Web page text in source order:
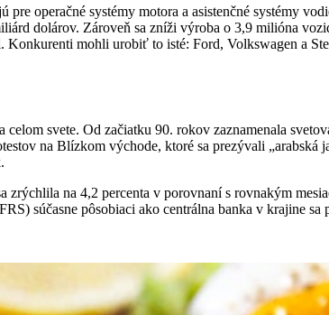
operačné systémy motora a asistenčné systémy
dolárov. Zároveň sa zníži výroba o 3,9 milióna
mohli urobiť to isté: Ford, Volkswagen a
svete. Od začiatku 90. rokov zaznamenala
na Blízkom východe, ktoré sa prezývali
na 4,2 percenta v porovnaní s rovnakým
súčasne pôsobiaci ako centrálna banka v krajine